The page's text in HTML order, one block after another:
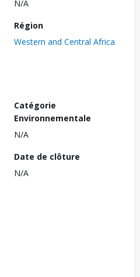
N/A
Région
Western and Central Africa
Catégorie
Environnementale
N/A
Date de clôture
N/A